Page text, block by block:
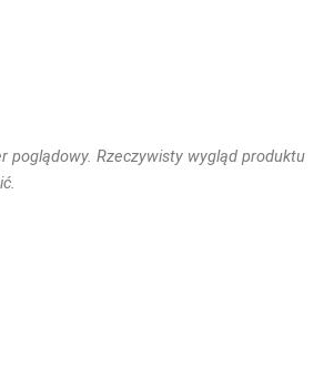
poglądowy. Rzeczywisty wygląd produktu